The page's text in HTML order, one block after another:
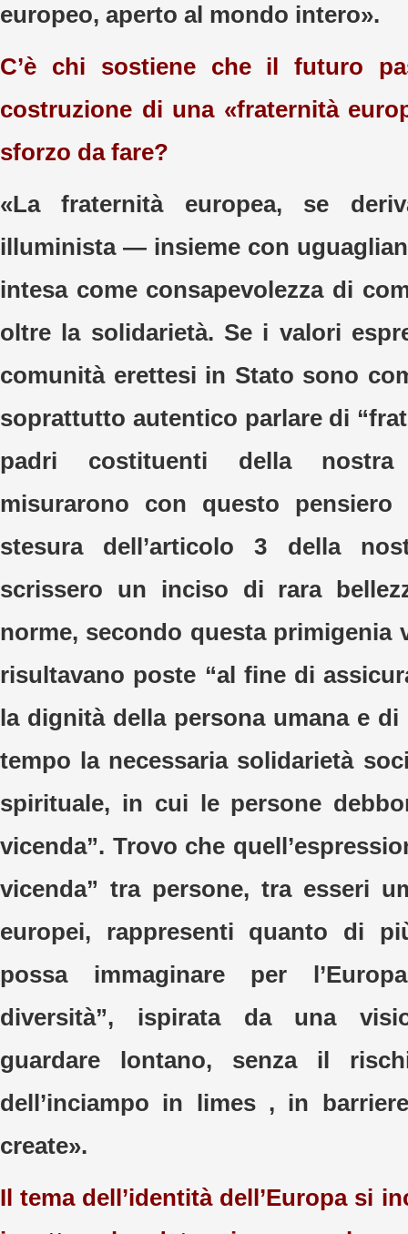
europeo, aperto al mondo intero».
C’è chi sostiene che il futuro
costruzione di una «fraternità
sforzo da fare?
«La fraternità europea, se
illuminista — insieme con
intesa come consapevolezza di
oltre la solidarietà. Se i valori
comunità erettesi in Stato sono
soprattutto autentico parlare di
padri costituenti della
misurarono con questo
stesura dell’articolo 3 della
scrissero un inciso di rara
norme, secondo questa primigenia
risultavano poste “al fine di
la dignità della persona umana e
tempo la necessaria solidarietà
spirituale, in cui le persone
vicenda”. Trovo che
vicenda” tra persone, tra esseri
europei, rappresenti quanto di
possa immaginare per
diversità”, ispirata da una
guardare lontano, senza il
dell’inciampo in limes , in
create».
Il tema dell’identità dell’Europa si